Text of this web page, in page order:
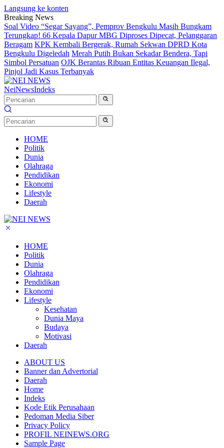
Langsung ke konten
Breaking News
Soal Video “Segar Sayang”, Pemprov Bengkulu Masih Bungkam
Terungkap! 66 Kepala Dapur MBG Diproses Dipecat, Pelanggaran
Beragam KPK Kembali Bergerak, Rumah Sekwan DPRD Kota
Bengkulu Digeledah Merah Putih Bukan Sekadar Bendera, Tapi
Simbol Persatuan OJK Berantas Ribuan Entitas Keuangan Ilegal,
Pinjol Jadi Kasus Terbanyak
NeiNewsIndeks
HOME
Politik
Dunia
Olahraga
Pendidikan
Ekonomi
Lifestyle
Daerah
HOME
Politik
Dunia
Olahraga
Pendidikan
Ekonomi
Lifestyle
Kesehatan
Dunia Maya
Budaya
Motivasi
Daerah
ABOUT US
Banner dan Advertorial
Daerah
Home
Indeks
Kode Etik Perusahaan
Pedoman Media Siber
Privacy Policy
PROFIL NEINEWS.ORG
Sample Page